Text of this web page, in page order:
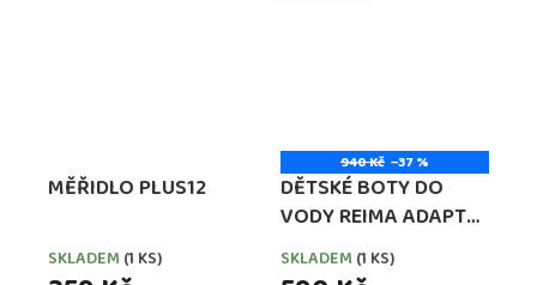
MĚŘIDLO PLUS12
SKLADEM (1 KS)
940 Kč –37 %
DĚTSKÉ BOTY DO
VODY REIMA ADAPT
CYAN BLUE
SKLADEM (1 KS)